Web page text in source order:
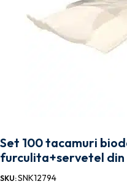
Set 100 tacamuri
furculita+servetel din
SKU:SNK12794